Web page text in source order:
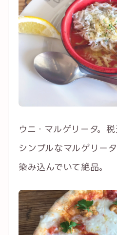
ウニ・マルゲリータ。
シンプルなマルゲリー
染み込んでいて絶品。